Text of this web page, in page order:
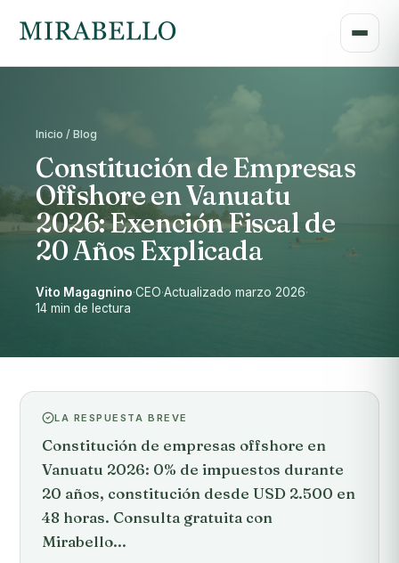
Inicio / Blog
Constitución de Empresas
Offshore en Vanuatu
2026: Exención Fiscal de
20 Años Explicada
Vito Magagnino·CEO·Actualizado marzo 2026·
14 min de lectura
LA RESPUESTA BREVE
Constitución de empresas offshore en
Vanuatu 2026: 0% de impuestos durante
20 años, constitución desde USD 2.500 en
48 horas. Consulta gratuita con
Mirabello...